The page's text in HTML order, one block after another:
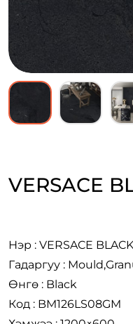
VERSACE
Нэр : VERSACE BLACK
Гадаргуу :
Өнгө : Black
Код : BM126LS08GM